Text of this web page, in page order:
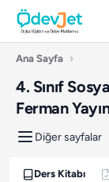
Ana Sayfa ›
4. Sınıf
Ferman
Diğer sayfalar
Ders Kitabı